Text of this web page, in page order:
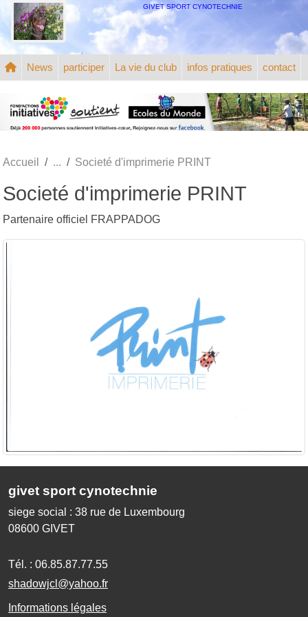
GIVET SPORT CYNOTECHNIE
News participer La vie du club infos pratiques contact
Accueil Societé d'imprimerie PRINT
Societé d'imprimerie PRINT
Partenaire officiel FRAPPADOG
givet sport cynotechnie
siege social : 38 rue de Luxembourg
08600 GIVET
Tél. : 06.85.87.77.55
shadowjcl@yahoo.fr
Informations légales
Panneau de gestion des cookies